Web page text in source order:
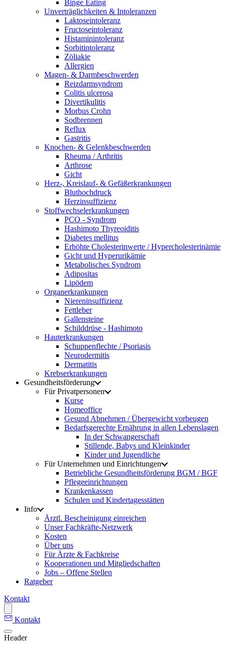
Binge Eating
Unverträglichkeiten & Intoleranzen
Laktoseintoleranz
Fructoseintoleranz
Histaminintoleranz
Sorbitintoleranz
Zöliakie
Allergien
Magen- & Darmbeschwerden
Reizdarmsyndrom
Colitis ulcerosa
Divertikulitis
Morbus Crohn
Sodbrennen
Reflux
Gastritis
Knochen- & Gelenkbeschwerden
Rheuma / Arthritis
Arthrose
Gicht
Herz-, Kreislauf- & Gefäßerkrankungen
Bluthochdruck
Herzinsuffizienz
Stoffwechselerkrankungen
PCO - Syndrom
Hashimoto Thyreoiditis
Diabetes mellitus
Erhöhte Cholesterinwerte / Hypercholesterinämie
Gicht und Hyperurikämie
Metabolisches Syndrom
Adipositas
Lipödem
Organerkrankungen
Niereninsuffizienz
Fettleber
Gallensteine
Schilddrüse - Hashimoto
Hauterkrankungen
Schuppenflechte / Psoriasis
Neurodermitis
Dermatitis
Krebserkrankungen
Gesundheitsförderung
Für Privatpersonen
Kurse
Homeoffice
Gesund Abnehmen / Übergewicht vorbeugen
Bedarfsgerechte Ernährung in allen Lebenslagen
In der Schwangerschaft
Stillende, Babys und Kleinkinder
Kinder und Jugendliche
Für Unternehmen und Einrichtungen
Betriebliche Gesundheitsförderung BGM / BGF
Pflegeeinrichtungen
Krankenkassen
Schulen und Kindertagesstätten
Info
Ärztl. Bescheinigung einreichen
Unser Fachkräfte-Netzwerk
Kosten
Über uns
Für Ärzte & Fachkreise
Kooperationen und Mitgliedschaften
Jobs – Offene Stellen
Ratgeber
Kontakt
Kontakt
Header